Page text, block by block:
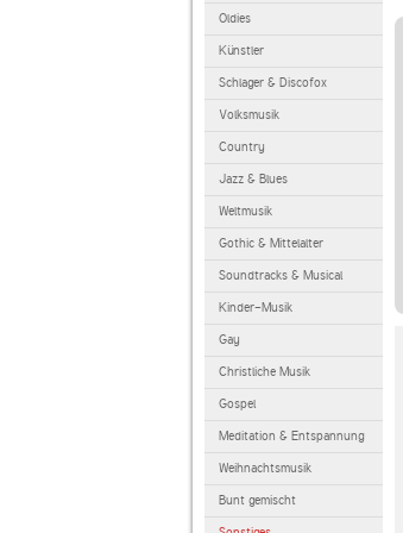
Oldies
Künstler
Schlager & Discofox
Volksmusik
Country
Jazz & Blues
Weltmusik
Gothic & Mittelalter
Soundtracks & Musical
Kinder-Musik
Gay
Christliche Musik
Gospel
Meditation & Entspannung
Weihnachtsmusik
Bunt gemischt